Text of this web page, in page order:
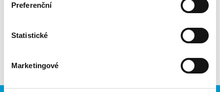
Preferenční
Statistické
Marketingové